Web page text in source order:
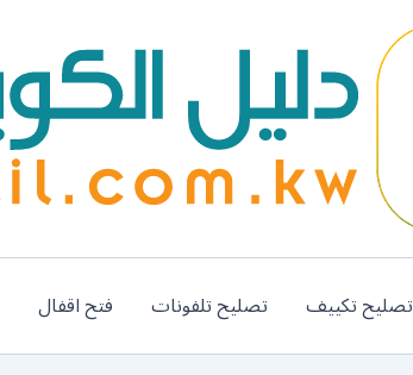
تصليح تكييف تصليح تلفونات فتح اقفال